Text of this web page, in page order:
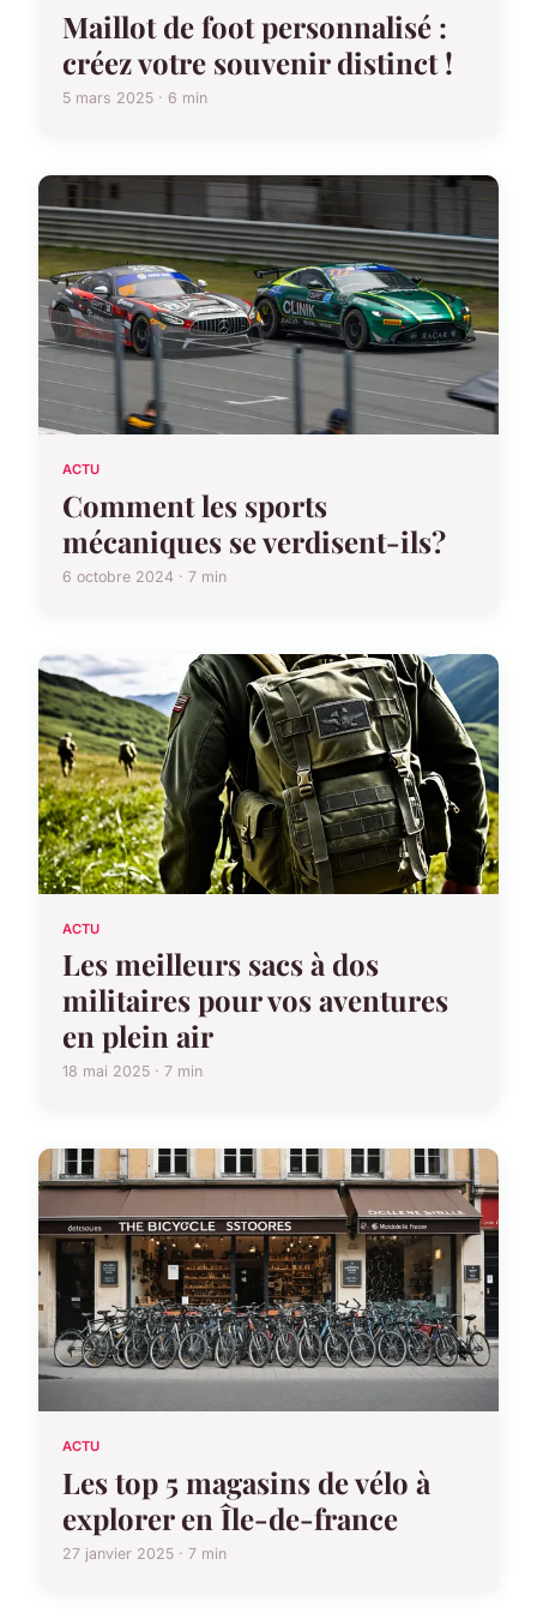
Maillot de foot personnalisé :
créez votre souvenir distinct !
5 mars 2025 · 6 min
ACTU
Comment les sports
mécaniques se verdisent-ils?
6 octobre 2024 · 7 min
ACTU
Les meilleurs sacs à dos
militaires pour vos aventures
en plein air
18 mai 2025 · 7 min
ACTU
Les top 5 magasins de vélo à
explorer en Île-de-france
27 janvier 2025 · 7 min